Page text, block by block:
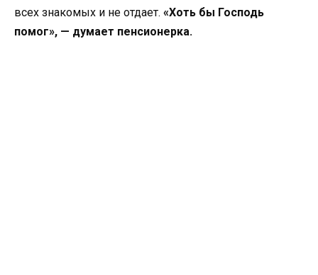
всех знакомых и не отдает. «Хоть бы Господь
помог», — думает пенсионерка.